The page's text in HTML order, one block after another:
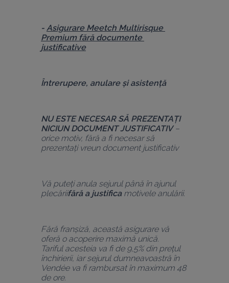
- Asigurare Meetch Multirisque
Premium fără documente
justificative
Întrerupere, anulare și asistență
NU ESTE NECESAR SĂ PREZENTAȚI
NICIUN DOCUMENT JUSTIFICATIV –
orice motiv, fără a fi necesar să
prezentați vreun document justificativ
Vă puteți anula sejurul până în ajunul
plecăriifără a justifica motivele anulării.
Fără franșiză, această asigurare vă
oferă o acoperire maximă unică.
Tariful acesteia va fi de 9,5% din prețul
închirierii, iar sejurul dumneavoastră în
Vendée va fi rambursat în maximum 48
de ore.